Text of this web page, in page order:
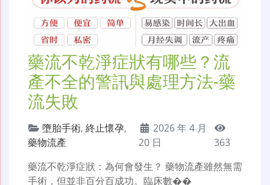
藥流不乾淨症狀有哪些？流
產不全的警訊與處理方法-藥
流失敗
墮胎手術, 終止懷孕,
藥物流產
2026 年 4 月
20 日
363
藥流不乾淨症狀：為何會發生？ 藥物流產雖然無需
手術，但並非百分百成功。臨床數��